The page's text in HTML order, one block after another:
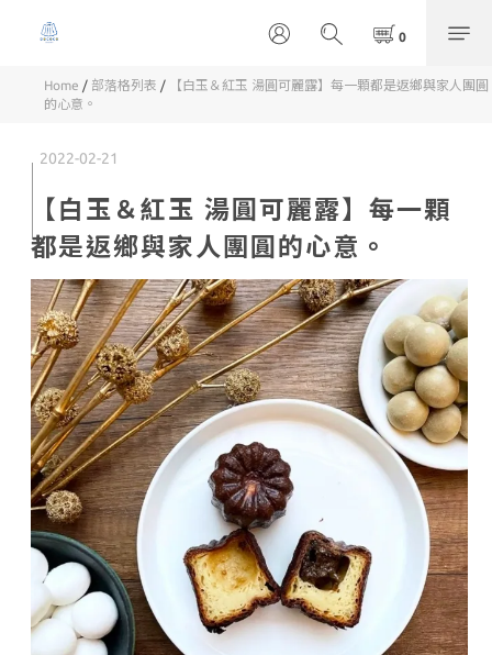
Home / 部落格列表 /
【白玉＆紅玉 湯圓可麗露】每一顆都是返鄉與家人團圓
的心意。
2022-02-21
【白玉＆紅玉 湯圓可麗露】每一顆
都是返鄉與家人團圓的心意。